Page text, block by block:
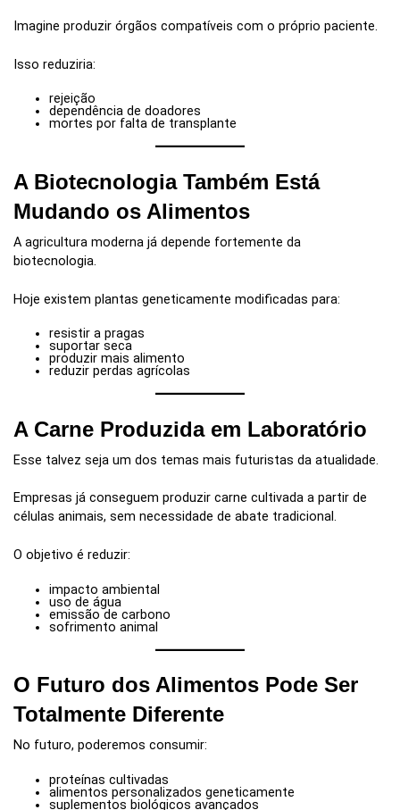
Imagine produzir órgãos compatíveis com o próprio paciente.
Isso reduziria:
rejeição
dependência de doadores
mortes por falta de transplante
A Biotecnologia Também Está
Mudando os Alimentos
A agricultura moderna já depende fortemente da
biotecnologia.
Hoje existem plantas geneticamente modificadas para:
resistir a pragas
suportar seca
produzir mais alimento
reduzir perdas agrícolas
A Carne Produzida em Laboratório
Esse talvez seja um dos temas mais futuristas da atualidade.
Empresas já conseguem produzir carne cultivada a partir de
células animais, sem necessidade de abate tradicional.
O objetivo é reduzir:
impacto ambiental
uso de água
emissão de carbono
sofrimento animal
O Futuro dos Alimentos Pode Ser
Totalmente Diferente
No futuro, poderemos consumir:
proteínas cultivadas
alimentos personalizados geneticamente
suplementos biológicos avançados